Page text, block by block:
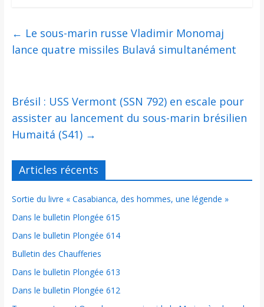
← Le sous-marin russe Vladimir Monomaj
lance quatre missiles Bulavá simultanément
Brésil : USS Vermont (SSN 792) en escale pour
assister au lancement du sous-marin brésilien
Humaitá (S41) →
Articles récents
Sortie du livre « Casabianca, des hommes, une légende »
Dans le bulletin Plongée 615
Dans le bulletin Plongée 614
Bulletin des Chaufferies
Dans le bulletin Plongée 613
Dans le bulletin Plongée 612